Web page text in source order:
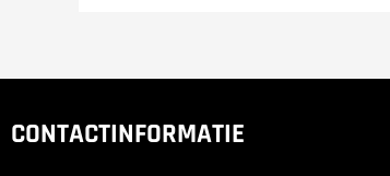
CONTACTINFORMATIE